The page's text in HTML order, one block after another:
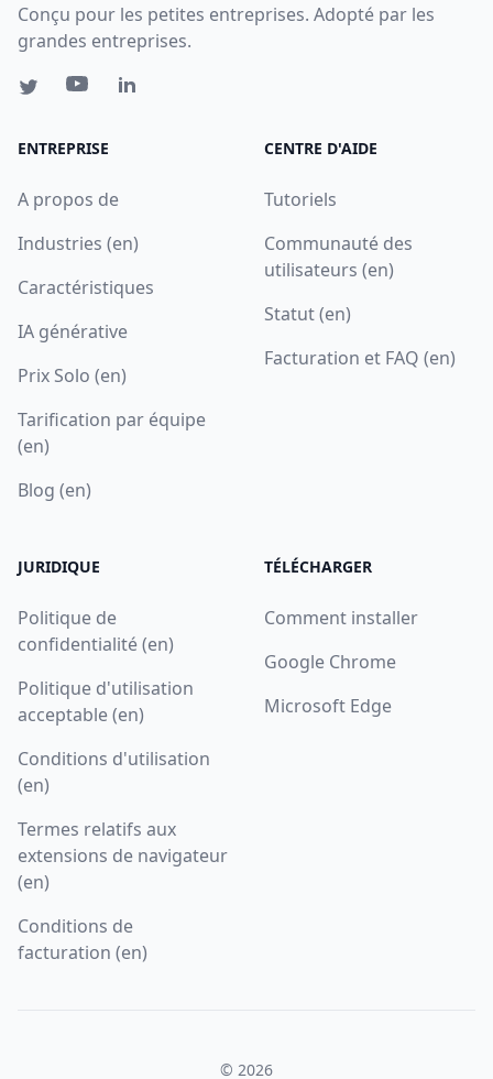
Conçu pour les petites entreprises. Adopté par les
grandes entreprises.
ENTREPRISE
A propos de
Industries (en)
Caractéristiques
IA générative
Prix Solo (en)
Tarification par équipe
(en)
Blog (en)
CENTRE D'AIDE
Tutoriels
Communauté des
utilisateurs (en)
Statut (en)
Facturation et FAQ (en)
JURIDIQUE
Politique de
confidentialité (en)
Politique d'utilisation
acceptable (en)
Conditions d'utilisation
(en)
Termes relatifs aux
extensions de navigateur
(en)
Conditions de
facturation (en)
TÉLÉCHARGER
Comment installer
Google Chrome
Microsoft Edge
© 2026